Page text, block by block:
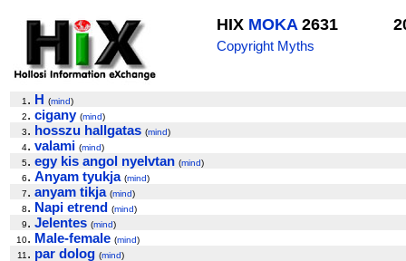
HIX MOKA2631
Copyright Myths
1 . H (mind)
2. cigany (mind)
3. hosszu hallgatas (mind)
4. valami (mind)
5. egy kis angol nyelvtan (mind)
6. Anyam tyukja (mind)
7. anyam tikja (mind)
8. Napi etrend (mind)
9. Jelentes (mind)
10. Male-female (mind)
11 . par dolog (mind)